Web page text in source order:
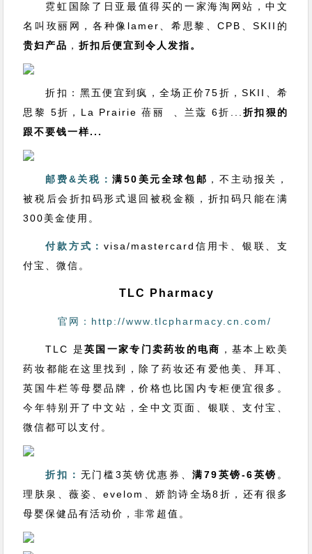
霓虹国除了日亚最值得买的一家海淘网站，中文
名叫玫丽网，各种像lamer、希思黎、CPB、SKII的
贵妇产品 ，折扣后便宜到令人发指。
折扣：黑五便宜到疯，全场正价75折，SKII、希
思黎 5折，La Prairie 蓓丽 、兰蔻 6折... 折扣狠的
跟不要钱一样...
邮费&关税：满50美元全球包邮 ，不主动报关，
被税后会折扣码形式退回被税金额，折扣码只能在满
300美金使用。
付款方式：visa/mastercard信用卡、银联、支
付宝、微信。
TLC Pharmacy
官网：http://www.tlcpharmacy.cn.com/
TLC 是英国一家专门卖药妆的电商 ，基本上欧美
药妆都能在这里找到，除了药妆还有爱他美、拜耳、
英国牛栏等母婴品牌，价格也比国内专柜便宜很多。
今年特别开了中文站，全中文页面、银联、支付宝、
微信都可以支付。
折扣： 无门槛3英镑优惠券、满79英镑-6英镑 。
理肤泉、薇姿、evelom、娇韵诗全场8折，还有很多
母婴保健品有活动价，非常超值。